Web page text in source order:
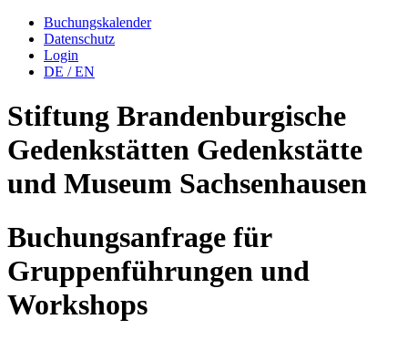
Buchungskalender
Datenschutz
Login
DE /EN
Stiftung Brandenburgische
Gedenkstätten Gedenkstätte
und Museum Sachsenhausen
Buchungsanfrage für
Gruppenführungen und
Workshops